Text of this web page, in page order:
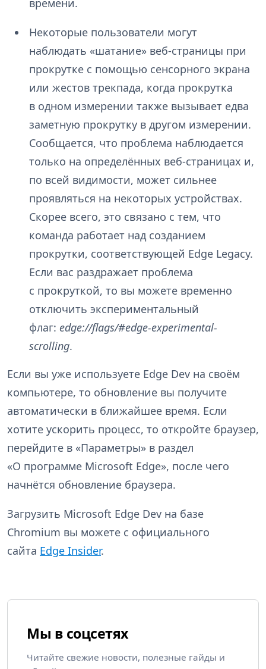
времени.
Некоторые пользователи могут
наблюдать «шатание» веб-страницы при
прокрутке с помощью сенсорного экрана
или жестов трекпада, когда прокрутка
в одном измерении также вызывает едва
заметную прокрутку в другом измерении.
Сообщается, что проблема наблюдается
только на определённых веб-страницах и,
по всей видимости, может сильнее
проявляться на некоторых устройствах.
Скорее всего, это связано с тем, что
команда работает над созданием
прокрутки, соответствующей Edge Legacy.
Если вас раздражает проблема
с прокруткой, то вы можете временно
отключить экспериментальный
флаг: edge://flags/#edge-experimental-
scrolling.
Если вы уже используете Edge Dev на своём
компьютере, то обновление вы получите
автоматически в ближайшее время. Если
хотите ускорить процесс, то откройте браузер,
перейдите в «Параметры» в раздел
«О программе Microsoft Edge», после чего
начнётся обновление браузера.
Загрузить Microsoft Edge Dev на базе
Chromium вы можете с официального
сайта Edge Insider.
Мы в соцсетях
Читайте свежие новости, полезные гайды и